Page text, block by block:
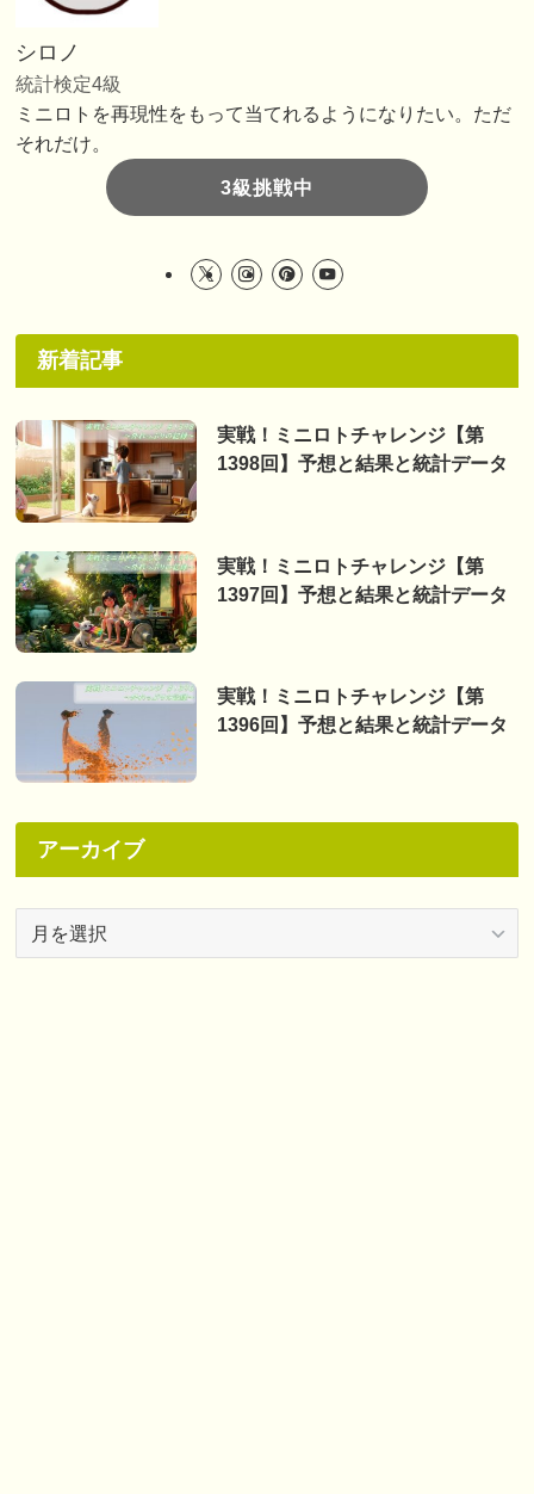
シロノ
統計検定4級
ミニロトを再現性をもって当てれるようになりたい。ただ
それだけ。
3級挑戦中
新着記事
実戦！ミニロトチャレンジ【第
1398回】予想と結果と統計データ
実戦！ミニロトチャレンジ【第
1397回】予想と結果と統計データ
実戦！ミニロトチャレンジ【第
1396回】予想と結果と統計データ
アーカイブ